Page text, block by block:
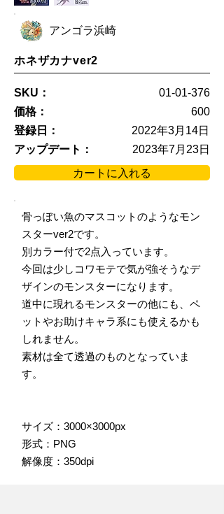
アンゴラ浜崎
ホネザカナver2
SKU：
01-01-376
価格：
600
登録日：
2022年3月14日
アップデート：
2023年7月23日
カートに入れる
骨っぽい魚のマスコットのようなモン
スターver2です。
別カラー付で2点入っています。
今回は少しコワモテで気が強そうなデ
ザインのモンスターになります。
道中に現れるモンスターの他にも、ペ
ットやお助けキャラ系にも使えるかも
しれません。
素材は全て透過のものとなっていま
す。
サイズ：3000×3000px
形式：PNG
解像度：350dpi